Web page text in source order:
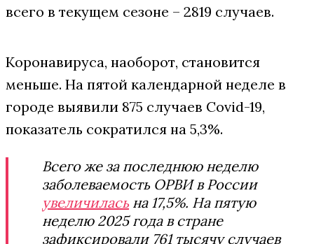
всего в текущем сезоне – 2819 случаев.
Коронавируса, наоборот, становится
меньше. На пятой календарной неделе в
городе выявили 875 случаев Covid-19,
показатель сократился на 5,3%.
Всего же за последнюю неделю
заболеваемость ОРВИ в России
увеличилась на 17,5%. На пятую
неделю 2025 года в стране
зафиксировали 761 тысячу случаев